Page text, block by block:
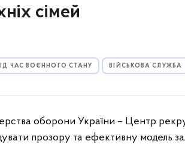
сімей
ЧАС ВОЄННОГО СТАНУ ВІЙСЬКОВА СЛУЖБА
оборони України – Центр
прозору та ефективну модель